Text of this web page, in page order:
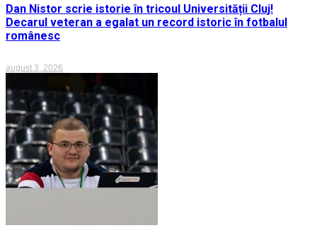
Dan Nistor scrie istorie în tricoul Universității Cluj!
Decarul veteran a egalat un record istoric în fotbalul
românesc
august 3, 2026